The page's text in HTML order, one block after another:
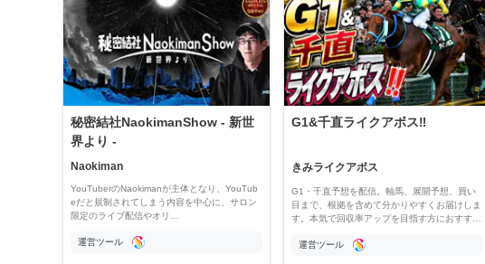
秘密結社NaokimanShow - 新世
界より -
Naokiman
YouTuberのNaokimanが主体となり、YouTub
eだと規制されてしまう内容を中心に、サロン
限定のライブ配信やオリ…
運営ツール
G1&千直ライクアボス‼️
きみライクアボス
G1・千直予想を配信。軸馬、展開予想、買い
目まで、根拠を含めて分かりやすくお届けしま
す。本気で回収率アップを目指す方におすす…
運営ツール